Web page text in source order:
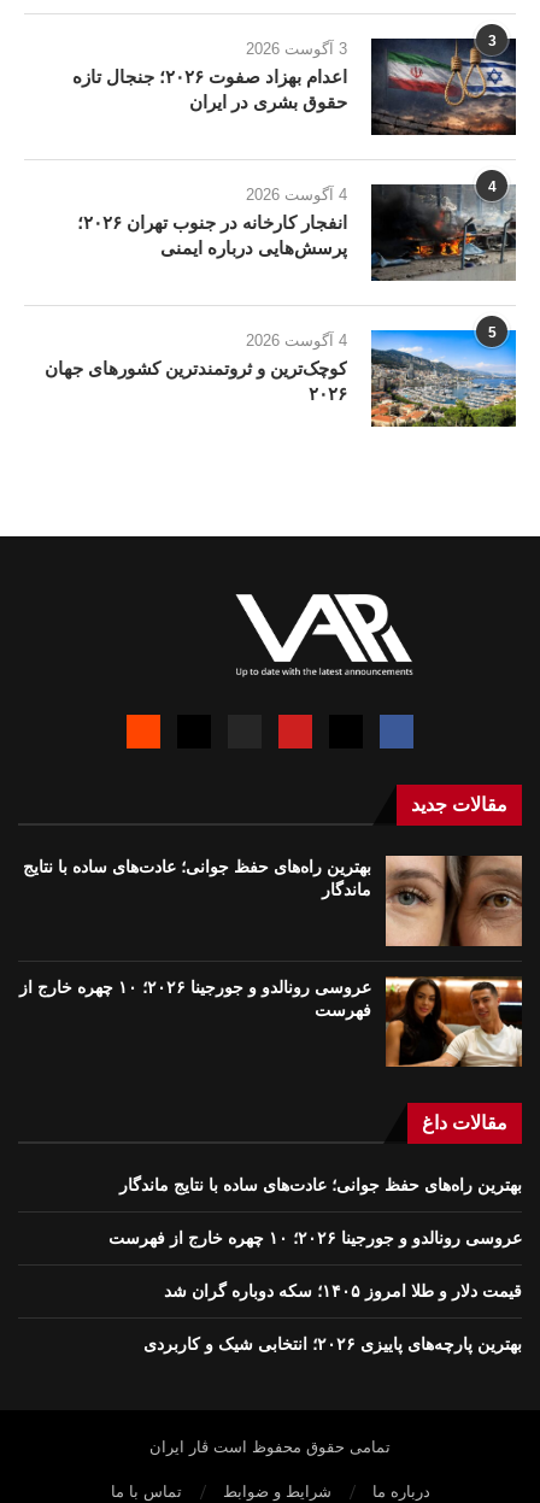
3 3 آگوست 2026
اعدام بهزاد صفوت ۲۰۲۶؛ جنجال تازه
حقوق بشری در ایران
4 4 آگوست 2026
انفجار کارخانه در جنوب تهران ۲۰۲۶؛
پرسش‌هایی درباره ایمنی
5 4 آگوست 2026
کوچک‌ترین و ثروتمندترین کشورهای جهان
۲۰۲۶
مقالات جدید
بهترین راه‌های حفظ جوانی؛ عادت‌های ساده با نتایج
ماندگار
عروسی رونالدو و جورجینا ۲۰۲۶؛ ۱۰ چهره خارج از
فهرست
مقالات داغ
بهترین راه‌های حفظ جوانی؛ عادت‌های ساده با نتایج ماندگار
عروسی رونالدو و جورجینا ۲۰۲۶؛ ۱۰ چهره خارج از فهرست
قیمت دلار و طلا امروز ۱۴۰۵؛ سکه دوباره گران شد
بهترین پارچه‌های پاییزی ۲۰۲۶؛ انتخابی شیک و کاربردی
تمامی حقوق محفوظ است ڤار ايران
درباره ما شرایط و ضوابط تماس با ما